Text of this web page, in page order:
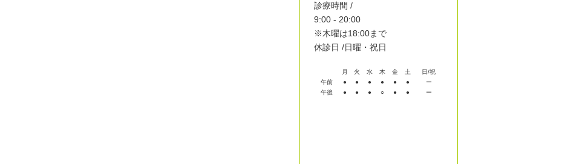
診療時間 /
9:00 - 20:00
※木曜は18:00まで
休診日 /日曜・祝日
月 火 水 木 金 土
日/祝
午前
●︎ ●︎ ●︎ ●︎ ●︎ ●︎
ー
午後
●︎ ●︎ ●︎ ○︎ ●︎ ●︎ ー